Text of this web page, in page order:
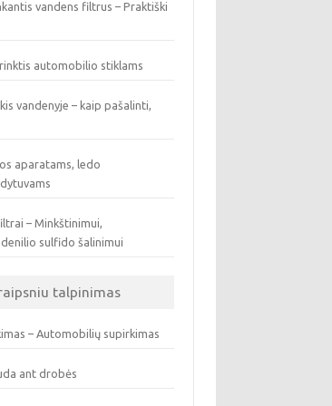
vandens filtrus – Praktiški
automobilio stiklams
vandenyje – kaip pašalinti,
aparatams, ledo
– Minkštinimui,
sulfido šalinimui
talpinimas
– Automobilių supirkimas
ant drobės